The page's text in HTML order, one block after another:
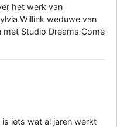
het werk van
Willink weduwe van
met Studio Dreams Come
iets wat al jaren werkt